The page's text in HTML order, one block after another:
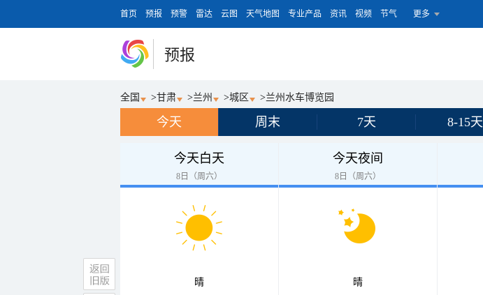
首页 预报 预警 雷达 云图 天气地图 专业产品 资讯 视频 节气 更多
预报
全国 >甘肃 >兰州 >城区 >兰州水车博览园
今天 周末 7天 8-15天
今天白天
8日（周六）
晴
今天夜间
8日（周六）
晴